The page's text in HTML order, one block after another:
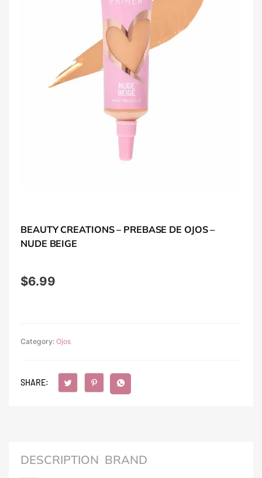
BEAUTY CREATIONS – PREBASE DE OJOS –
NUDE BEIGE
$6.99
Category: Ojos
SHARE:
DESCRIPTION BRAND